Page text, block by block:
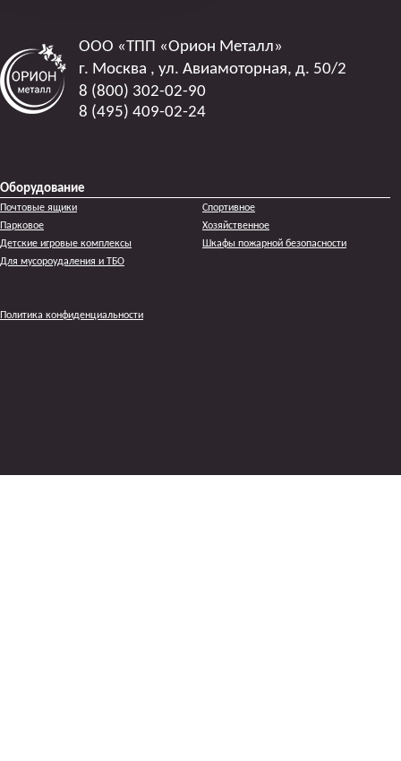
ООО «ТПП «Орион Металл»
г. Москва , ул. Авиамоторная, д. 50/2
8 (800) 302-02-90
8 (495) 409-02-24
Оборудование
Почтовые ящики
Парковое
Детские игровые комплексы
Для мусороудаления и ТБО
Спортивное
Хозяйственное
Шкафы пожарной безопасности
Политика конфиденциальности